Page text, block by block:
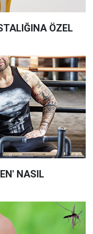
ÖZEL
NASIL